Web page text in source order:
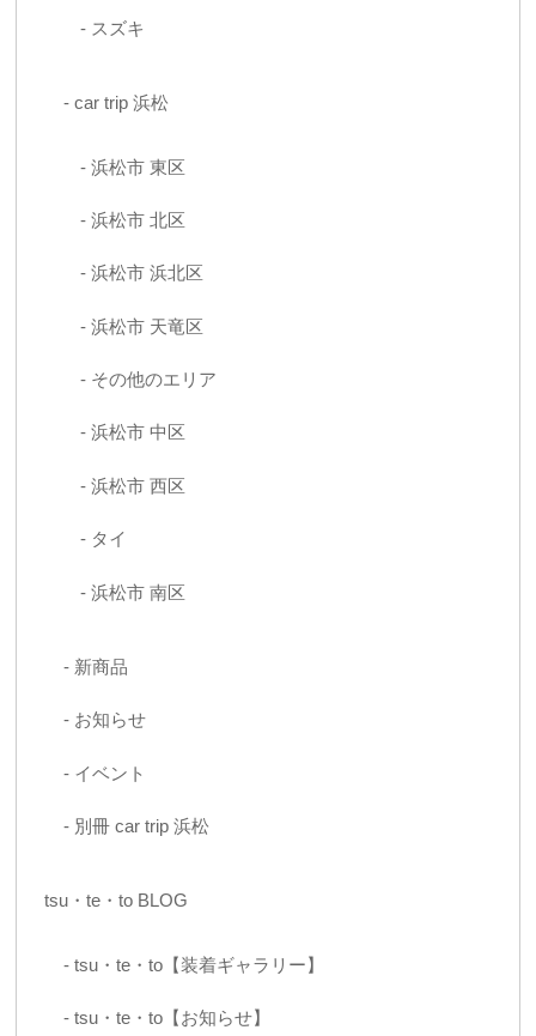
スズキ
car trip 浜松
浜松市 東区
浜松市 北区
浜松市 浜北区
浜松市 天竜区
その他のエリア
浜松市 中区
浜松市 西区
タイ
浜松市 南区
新商品
お知らせ
イベント
別冊 car trip 浜松
tsu・te・to BLOG
tsu・te・to【装着ギャラリー】
tsu・te・to【お知らせ】